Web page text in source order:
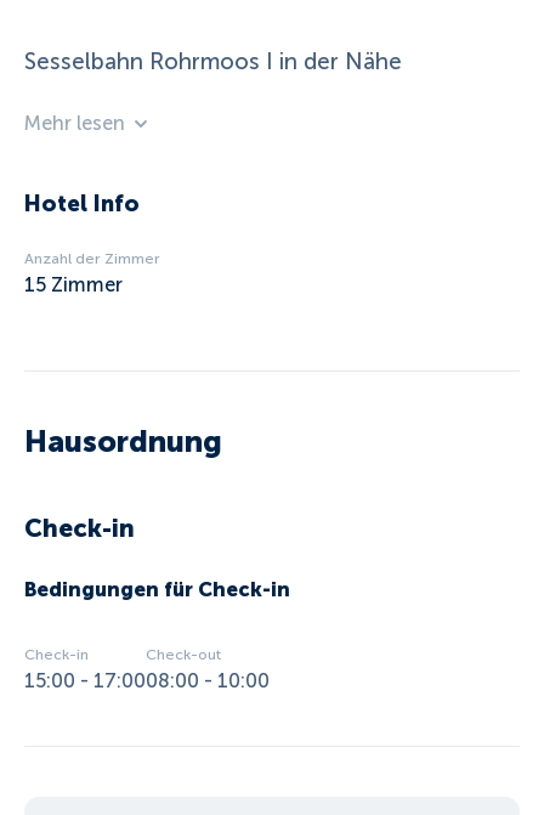
Sesselbahn Rohrmoos I in der Nähe
Mehr lesen
Hotel Info
Anzahl der Zimmer
15 Zimmer
Hausordnung
Check-in
Bedingungen für Check-in
Check-in
15:00 - 17:00
Check-out
08:00 - 10:00